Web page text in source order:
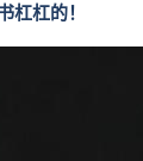
杠杠的！